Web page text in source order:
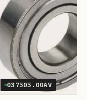
037505.00AV